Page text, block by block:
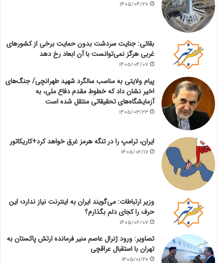
1405/04/26
بقائی: جنایت سردشت بدون حمایت برخی از کشورهای
غربی هرگز نمی‌توانست با آن ابعاد رخ دهد
1405/04/07
پیام ولایتی به مناسب سالگرد شهید طهرانچی/ جنگ‌های
اخیر نشان داد که خطوط مقدم دفاع ملی، به
آزمایشگاه‌های تحقیقاتی منتقل شده است
1405/03/23
ایران، ترامپ را در تنگه هرمز غرق خواهد کرد+کاریکاتور
1405/02/17
وزیر ارتباطات: می‌گویند ایران به اینترنت نیاز ندارد؛ این
حرف را کجای دلم بگذارم؟
1405/02/07
تصاویر: ورود ژنرال عاصم منیر فرمانده ارتش پاکستان به
تهران با استقبال عراقچی
1405/01/26